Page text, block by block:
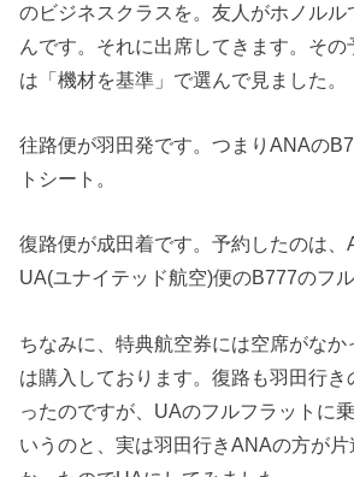
のビジネスクラスを。友人がホノルル
んです。それに出席してきます。その
は「機材を基準」で選んで見ました。
往路便が羽田発です。つまりANAの
トシート。
復路便が成田着です。予約したのは、
UA(ユナイテッド航空)便のB777のフ
ちなみに、特典航空券には空席がなか
は購入しております。復路も羽田行
ったのですが、UAのフルフラットに
いうのと、実は羽田行きANAの方が